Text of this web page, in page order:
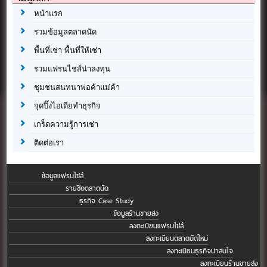
หน้าแรก
รวมข้อมูลตลาดนัด
พื้นที่เช่า พื้นที่ให้เช่า
รวมแฟรนไชส์น่าลงทุน
ชุมชนสนทนาพ่อค้าแม่ค้า
จุดปิ๊งไอเดียทำธุรกิจ
เกร็ดความรู้การเช่า
ติดต่อเรา
ข้อมูลแฟรนไชส์
รายชื่อตลาดนัด
ธุรกิจ Case Study
ข้อมูลร้านขายส่ง
ลงทะเบียนแฟรนไชส์
ลงทะเบียนตลาดนัดใหม่
ลงทะเบียนธุรกิจน่าสนใจ
ลงทะเบียนร้านขายส่ง